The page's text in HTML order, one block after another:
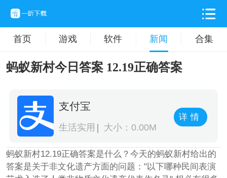
首页 游戏 软件 新闻 合集
蚂蚁新村今日答案 12.19正确答案
支付宝
生活实用 大小：0.00M
详情
蚂蚁新村12.19正确答案是什么？今天的蚂蚁新村给出的
答案是关于非文化遗产方面的问题："以下哪种民间表演